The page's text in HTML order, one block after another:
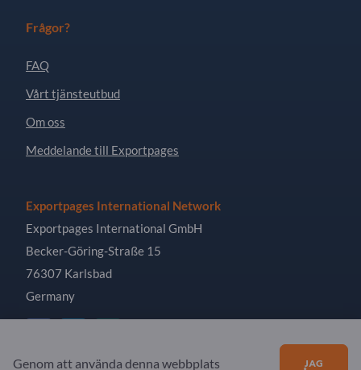
Frågor?
FAQ
Vårt tjänsteutbud
Om oss
Meddelande till Exportpages
Exportpages International Network
Exportpages International GmbH
Becker-Göring-Straße 15
76307 Karlsbad
Germany
Genom att använda denna webbplats JAG